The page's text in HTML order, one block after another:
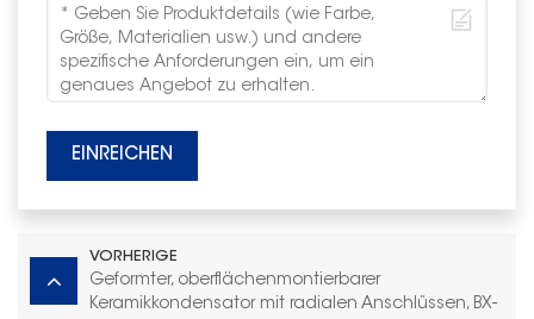
EINREICHEN
VORHERIGE
Geformter, oberflächenmontierbarer
Keramikkondensator mit radialen Anschlüssen, BX-